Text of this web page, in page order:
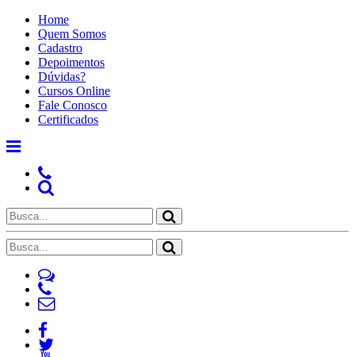
Home
Quem Somos
Cadastro
Depoimentos
Dúvidas?
Cursos Online
Fale Conosco
Certificados